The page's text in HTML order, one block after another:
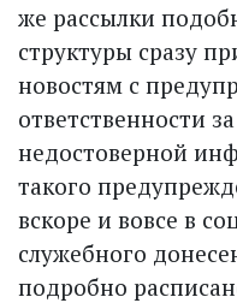
же рассылки
структуры сразу
новостям с
ответственности
недостоверной
такого
вскоре и вовсе в
служебного
подробно